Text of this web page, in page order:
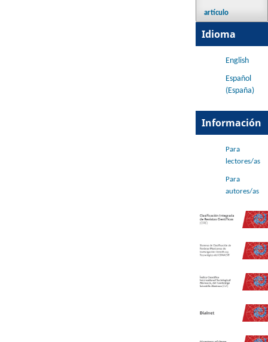
artículo
Idioma
English
Español
(España)
Información
Para
lectores/as
Para
autores/as